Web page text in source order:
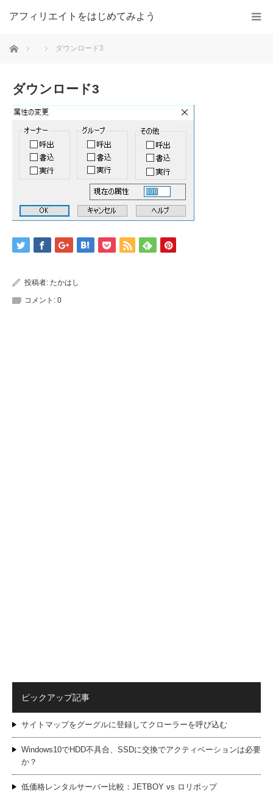
アフィリエイトをはじめてみよう
ホーム ダウンロード3
ダウンロード3
投稿者: たかはし
コメント: 0
ピックアップ記事
サイトマップをグーグルに登録してクローラーを呼び込む
Windows10でHDD不具合、SSDに交換でアクティベーションは必要
か？
低価格レンタルサーバー比較：JETBOY vs ロリポップ